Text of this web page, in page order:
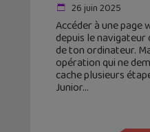
26 juin 2025
Accéder à une page
depuis le
de ton ordinateur.
opération qui ne
cache plusieurs
Junior